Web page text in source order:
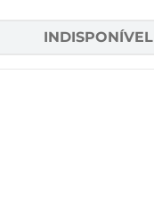
INDISPONÍVEL